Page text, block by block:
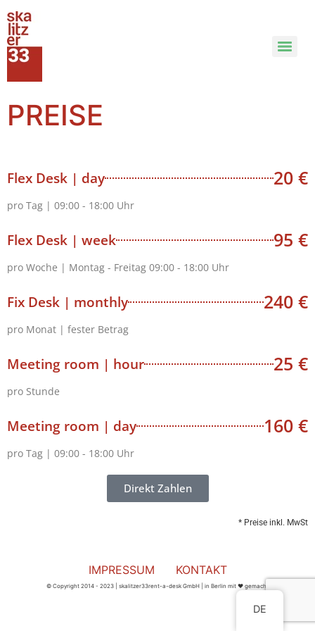
PREISE
Flex Desk | day 20 €
pro Tag | 09:00 - 18:00 Uhr
Flex Desk | week 95 €
pro Woche | Montag - Freitag 09:00 - 18:00 Uhr
Fix Desk | monthly 240 €
pro Monat | fester Betrag
Meeting room | hour 25 €
pro Stunde
Meeting room | day 160 €
pro Tag | 09:00 - 18:00 Uhr
Direkt Zahlen
* Preise inkl. MwSt
IMPRESSUM KONTAKT
© Copyright 2014 - 2023 | skalitzer33rent-a-desk GmbH | in Berlin mit ❤︎ gemacht
DE